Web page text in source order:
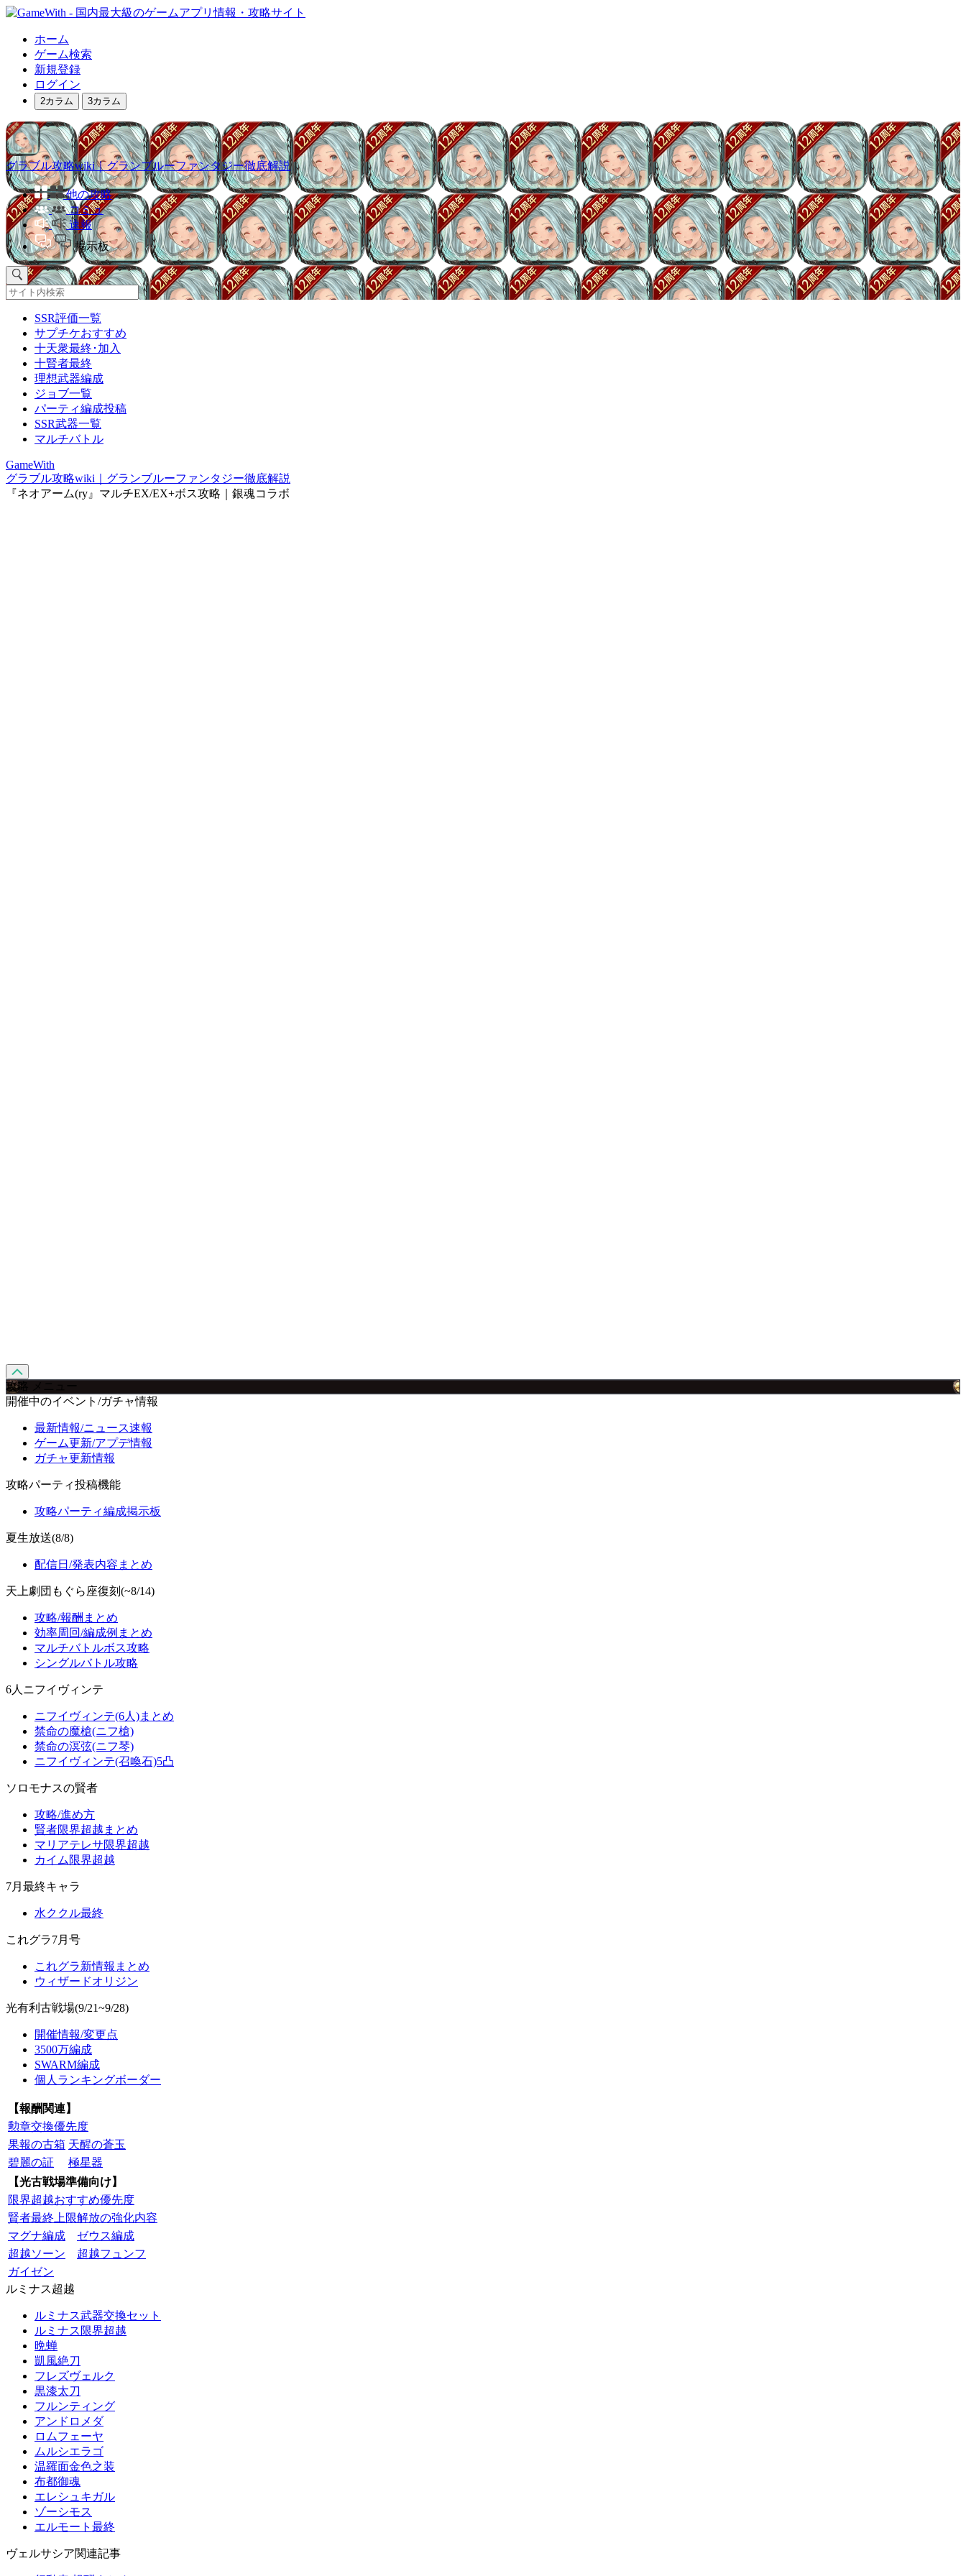
ホーム
ゲーム検索
新規登録
ログイン
2カラム 3カラム
グラブル攻略wiki｜グランブルーファンタジー徹底解説
他の攻略
コミュ
速報
掲示板
SSR評価一覧
サプチケおすすめ
十天衆最終･加入
十賢者最終
理想武器編成
ジョブ一覧
パーティ編成投稿
SSR武器一覧
マルチバトル
GameWith
グラブル攻略wiki｜グランブルーファンタジー徹底解説
『ネオアーム(ry』マルチEX/EX+ボス攻略｜銀魂コラボ
攻略 メニュー
開催中のイベント/ガチャ情報
最新情報/ニュース速報
ゲーム更新/アプデ情報
ガチャ更新情報
攻略パーティ投稿機能
攻略パーティ編成掲示板
夏生放送(8/8)
配信日/発表内容まとめ
天上劇団もぐら座復刻(~8/14)
攻略/報酬まとめ
効率周回/編成例まとめ
マルチバトルボス攻略
シングルバトル攻略
6人ニフイヴィンテ
ニフイヴィンテ(6人)まとめ
禁命の魔槍(ニフ槍)
禁命の溟弦(ニフ琴)
ニフイヴィンテ(召喚石)5凸
ソロモナスの賢者
攻略/進め方
賢者限界超越まとめ
マリアテレサ限界超越
カイム限界超越
7月最終キャラ
水ククル最終
これグラ7月号
これグラ新情報まとめ
ウィザードオリジン
光有利古戦場(9/21~9/28)
開催情報/変更点
3500万編成
SWARM編成
個人ランキングボーダー
【報酬関連】
勲章交換優先度
果報の古箱 天醒の蒼玉
碧麗の証
極星器
【光古戦場準備向け】
限界超越おすすめ優先度
賢者最終上限解放の強化内容
マグナ編成
ゼウス編成
超越ソーン
超越フュンフ
ガイゼン
ルミナス超越
ルミナス武器交換セット
ルミナス限界超越
晩蝉
凱風絶刀
フレズヴェルク
黒漆太刀
フルンティング
アンドロメダ
ロムフェーヤ
ムルシエラゴ
温羅面金色之装
布都御魂
エレシュキガル
ゾーシモス
エルモート最終
ヴェルサシア関連記事